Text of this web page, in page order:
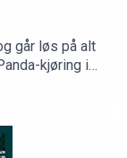
går løs på alt
kjøring i